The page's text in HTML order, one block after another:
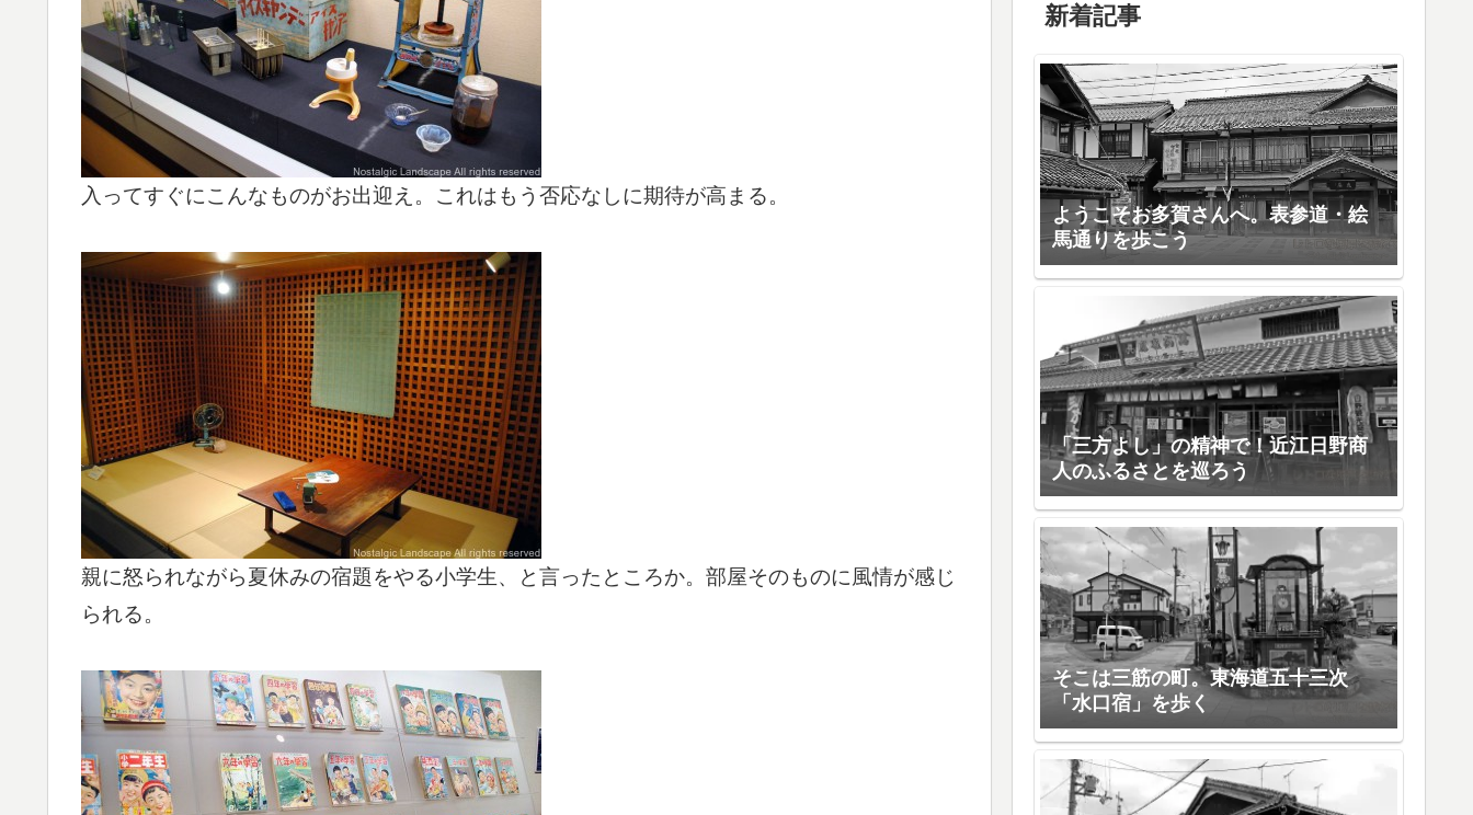
入ってすぐにこんなものがお出迎え。これはもう否応なしに期待が高まる。
親に怒られながら夏休みの宿題をやる小学生、と言ったところか。部屋そのものに風情が感じ
られる。
新着記事
ようこそお多賀さんへ。表参道・絵
馬通りを歩こう
「三方よし」の精神で！近江日野商
人のふるさとを巡ろう
そこは三筋の町。東海道五十三次
「水口宿」を歩く